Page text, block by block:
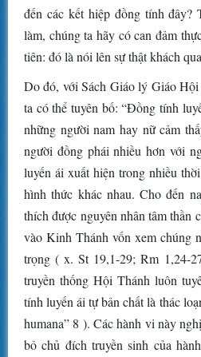
đến các kết hiệp đồng tính đây?
làm, chúng ta hãy có can đảm
tiên: đó là nói lên sự thật khách
Do đó, với Sách Giáo lý Giáo
ta có thể tuyên bố: “Đồng tính
những người nam hay nữ cảm
người đồng phái nhiều hơn với
luyến ái xuất hiện trong nhiều
hình thức khác nhau. Cho đến
thích được nguyên nhân tâm thần
vào Kinh Thánh vốn xem chúng
trọng ( x. St 19,1-29; Rm 1,24-
truyền thống Hội Thánh luôn
tính luyến ái tự bản chất là thác
humana” 8 ). Các hành vi này
bỏ chủ đích truyền sinh của